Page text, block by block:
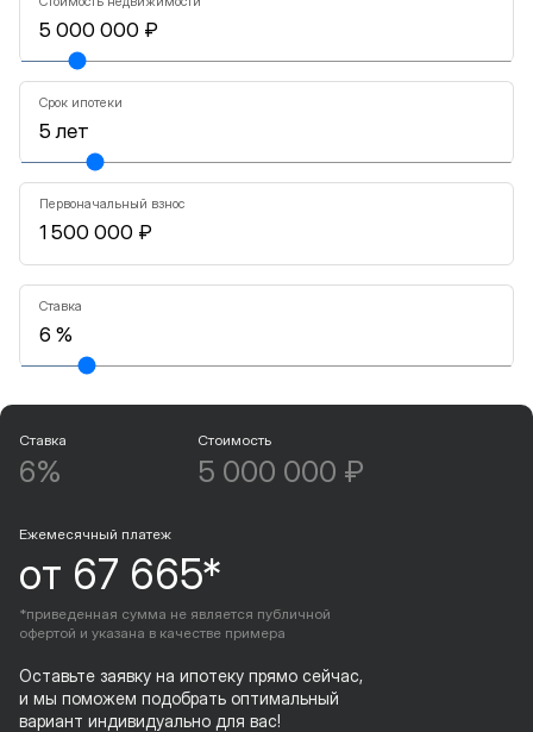
Срок ипотеки
Первоначальный взнос
Ставка
Ставка
6%
Стоимость
5 000 000 ₽
Ежемесячный платеж
от 67 665*
*приведенная сумма не является публичной
офертой и указана в качестве примера
Оставьте заявку на ипотеку прямо сейчас,
и мы поможем подобрать оптимальный
вариант индивидуально для вас!